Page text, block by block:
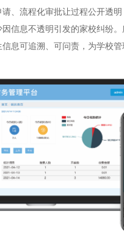
、流程化审批让过程公开透
信息不透明引发的家校纠纷
息可追溯、可问责，为学校